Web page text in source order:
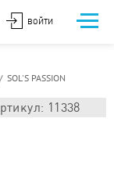
ВОЙТИ
/SOL'S PASSION
11338